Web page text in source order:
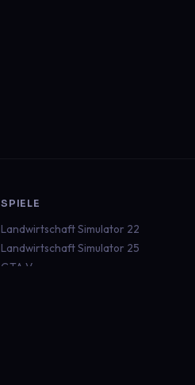
SPIELE
Landwirtschaft Simulator 22
Landwirtschaft Simulator 25
GTA V